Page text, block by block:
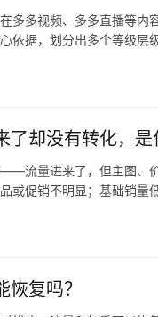
多多视频、多多直播等
依据，划分出多个等级层
了却没有转化，
流量进来了，但主图、
或促销不明显；基础销量
复吗？